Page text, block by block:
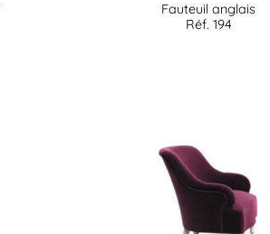
Fauteuil anglais
Réf. 194